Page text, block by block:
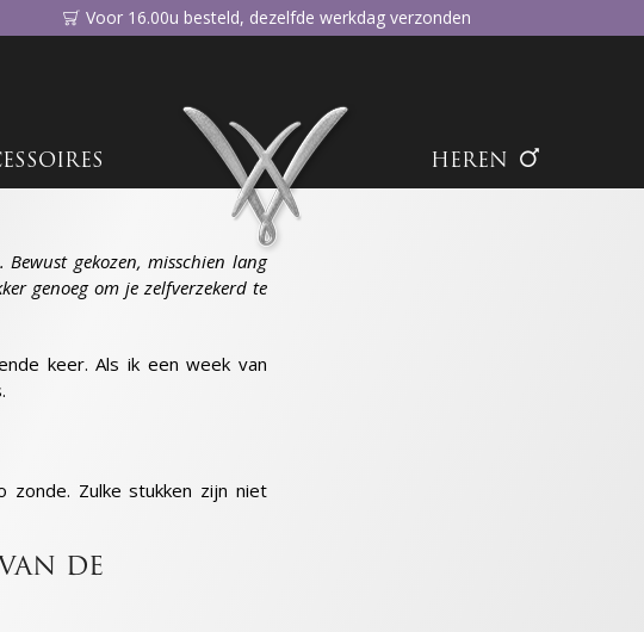
Voor 16.00u besteld, dezelfde werkdag verzonden
HEREN
gekozen, misschien lang
genoeg om je zelfverzekerd te
keer. Als ik een week van
Zulke stukken zijn niet
de